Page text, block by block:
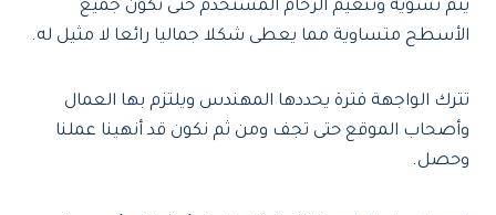
يتم تسوية وتنعيم الرخام المستخدم حتى تكون جميع
الأسطح متساوية مما يعطى شكلا جماليا رائعا لا مثيل له.
تترك الواجهة فترة يحددها المهندس ويلتزم بها العمال
وأصحاب الموقع حتى تجف ومن ثم نكون قد أنهينا عملنا
وحصل.